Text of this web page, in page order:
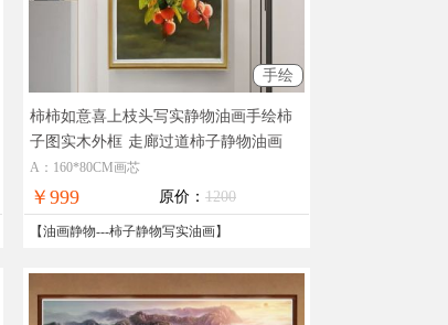
手绘
柿柿如意喜上枝头写实静物油画手绘柿
子图实木外框 走廊过道柿子静物油画
A：160*80CM画芯
￥999 原价： 1200
【油画静物---柿子静物写实油画】